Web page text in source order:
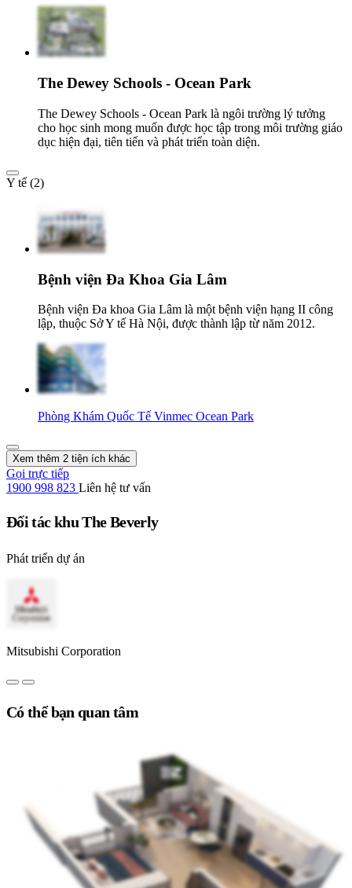
The Dewey Schools - Ocean Park
The Dewey Schools - Ocean Park là ngôi trường lý tưởng
cho học sinh mong muốn được học tập trong môi trường giáo
dục hiện đại, tiên tiến và phát triển toàn diện.
Y tế (2)
Bệnh viện Đa Khoa Gia Lâm
Bệnh viện Đa khoa Gia Lâm là một bệnh viện hạng II công
lập, thuộc Sở Y tế Hà Nội, được thành lập từ năm 2012.
Phòng Khám Quốc Tế Vinmec Ocean Park
Xem thêm 2 tiện ích khác
Gọi trực tiếp
1900 998 823 Liên hệ tư vấn
Đối tác khu The Beverly
Phát triển dự án
Mitsubishi Corporation
Có thể bạn quan tâm